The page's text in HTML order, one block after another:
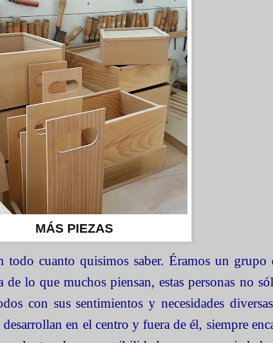
MÁS PIEZAS
cuanto quisimos saber. Éramos un grupo
lo que muchos piensan, estas personas no
con sus sentimientos y necesidades
en el centro y fuera de él, siempre